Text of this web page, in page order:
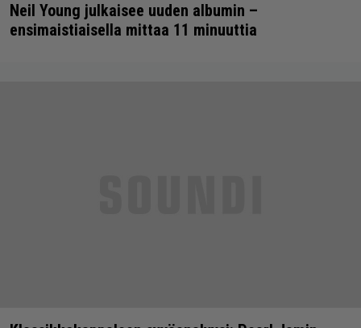
Neil Young julkaisee uuden albumin –
ensimaistiaisella mittaa 11 minuuttia